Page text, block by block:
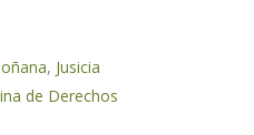
, Jusicia
de Derechos